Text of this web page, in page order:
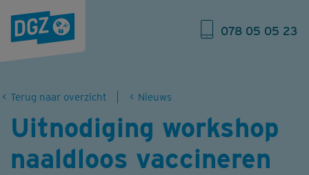
078 05 05 23
Terug naar overzicht Nieuws
Uitnodiging workshop
naaldloos vaccineren